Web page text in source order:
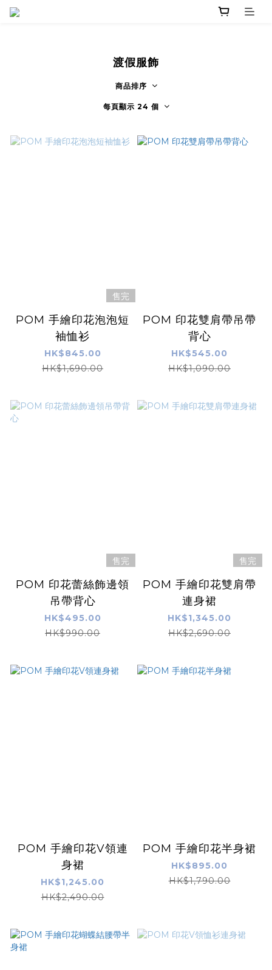
渡假服飾
商品排序
每頁顯示 24 個
售完
POM 手繪印花泡泡短
袖恤衫
HK$845.00
HK$1,690.00
POM 印花雙肩帶吊帶
背心
HK$545.00
HK$1,090.00
售完
POM 印花蕾絲飾邊領
吊帶背心
HK$495.00
HK$990.00
售完
POM 手繪印花雙肩帶
連身裙
HK$1,345.00
HK$2,690.00
POM 手繪印花V領連
身裙
HK$1,245.00
HK$2,490.00
POM 手繪印花半身裙
HK$895.00
HK$1,790.00